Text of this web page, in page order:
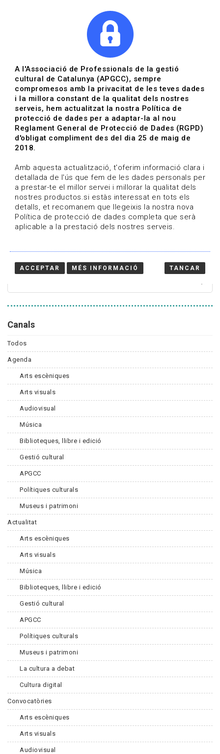
Actualitza't
Vols estar al dia?
HOME / BLOG
Estigues al dia
Convocatòries, activitats i notícies del sector de la
cultura.
Canals
Todos
Agenda
Arts escèniques
Arts visuals
Audiovisual
Música
Biblioteques, llibre i edició
Gestió cultural
APGCC
Polítiques culturals
Museus i patrimoni
Actualitat
Arts escèniques
Arts visuals
Música
Biblioteques, llibre i edició
Gestió cultural
APGCC
Polítiques culturals
Museus i patrimoni
La cultura a debat
Cultura digital
Convocatòries
Arts escèniques
Arts visuals
Audiovisual
A l'Associació de Professionals de la gestió
cultural de Catalunya (APGCC), sempre
compromesos amb la privacitat de les teves dades
i la millora constant de la qualitat dels nostres
serveis, hem actualitzat la nostra Política de
protecció de dades per a adaptar-la al nou
Reglament General de Protecció de Dades (RGPD)
d'obligat compliment des del dia 25 de maig de
2018.
Amb aquesta actualització, t'oferim informació clara i
detallada de l'ús que fem de les dades personals per
a prestar-te el millor servei i millorar la qualitat dels
nostres productos.si estàs interessat en tots els
detalls, et recomanem que llegeixis la nostra nova
Política de protecció de dades completa que serà
aplicable a la prestació dels nostres serveis.
ACCEPTAR MÉS INFORMACIÓ TANCAR